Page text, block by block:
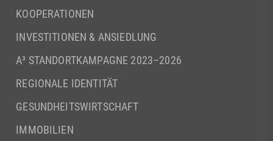
KOOPERATIONEN
INVESTITIONEN & ANSIEDLUNG
A³ STANDORTKAMPAGNE 2023–2026
REGIONALE IDENTITÄT
GESUNDHEITSWIRTSCHAFT
IMMOBILIEN